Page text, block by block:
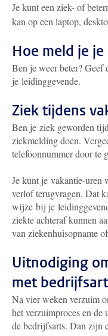
Je kunt een ziek- of
kan op een laptop,
Hoe meld je je
Ben je weer beter?
je leidinggevende.
Ziek tijdens
Ben je ziek geworden
ziekmelding doen.
telefoonnummer door te
Je kunt je vakantie-uren
verlof terugvragen. Dat
wijze bij je
ziekte achteraf kunnen
van ziekenhuisopname
Uitnodiging
met
Na vierweken verzuim
het verzuimproces en de
de bedrijfsarts. Dan zijn